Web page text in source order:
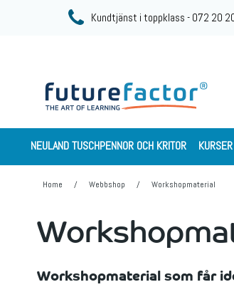
Kundtjänst i toppklass - 072 20
NEULAND TUSCHPENNOR OCH KRITOR
Home / Webbshop / Workshopmaterial
Workshopmaterial som får